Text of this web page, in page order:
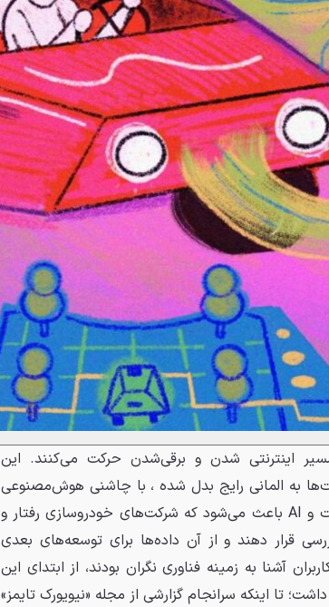
اینترنتی شدن و برقی‌شدن حرکت می‌کنند. این
به المانی رایج بدل شده ، با چاشنی هوش‌مصنوعی
هم همراه شده است. استفاده از این اینترنت و AI باعث می‌شود که شرکت‌های خودروسازی رفتار و
قرار دهند و از آن داده‌ها برای توسعه‌های بعدی
آشنا به زمینه فناوری نگران بودند، از ابتدای این
تا اینکه سرانجام گزارشی از مجله «نیویورک تایمز»